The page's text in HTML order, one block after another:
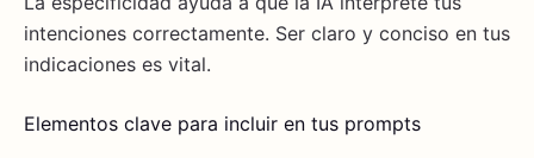
intenciones correctamente. Ser claro y conciso en tus
indicaciones es vital.
Elementos clave para incluir en tus prompts